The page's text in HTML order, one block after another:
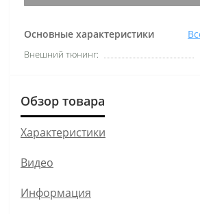
Основные характеристики
Внешний тюнинг:
Обзор товара
Характеристики
Видео
Информация